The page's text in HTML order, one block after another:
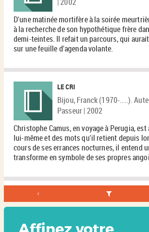
D'une matinée mortifère à la soirée
à la recherche de son hypothétique frère
demi-teintes. Il refait un parcours, qui
sur une feuille d'agenda volante.
LE CRI
Bijou, Franck (1970-....).
Passeur | 2002
Christophe Camus, en voyage à Perugia, est
lui-même et des mots qu'il retient depuis
cours de ses errances nocturnes, il entend
transforme en symbole de ses propres